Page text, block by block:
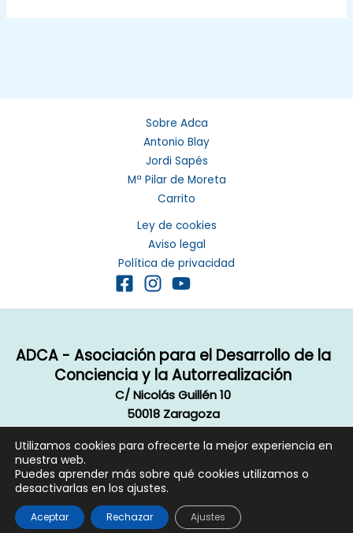
Sobre Adca
Antonio Blay
Jordi Sapés
Mª Pilar de Moreta
Carrito
Ley de cookies
Aviso legal
Política de privacidad
ADCA - Asociación para el Desarrollo de la
Conciencia y la Autorrealización
C/ Nicolás Guillén 10
50018 Zaragoza
Copyright © 2020 ADCA, Todos los derechos reservados.
Aviso legal|Política de privacidad|Cookie
Diseño página web contraluzproducciones.com
Utilizamos cookies para ofrecerte la mejor experiencia en
nuestra web.
Puedes aprender más sobre qué cookies utilizamos o
desactivarlas en los ajustes.
Aceptar Rechazar Ajustes